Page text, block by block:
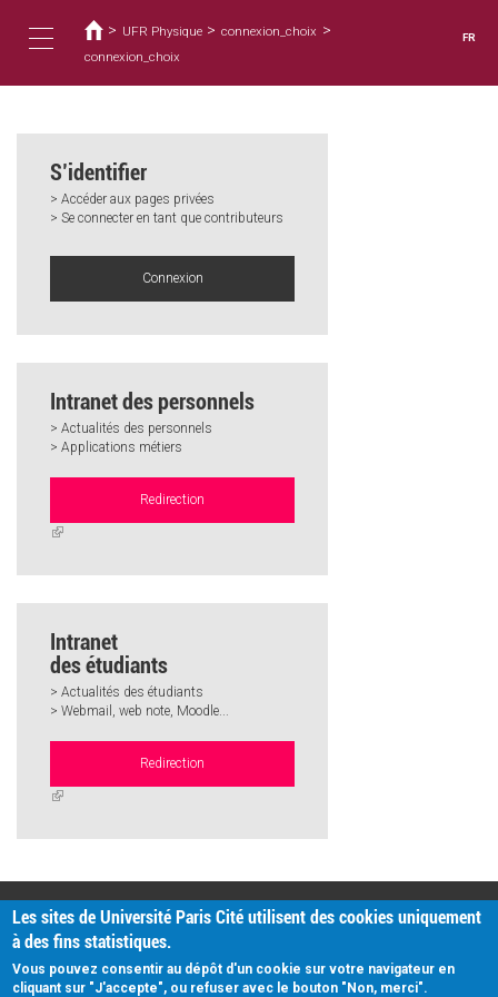
contenu
Toggle
navigation
êtes
ici
> UFR Physique > connexion_choix >
connexion_choix
FR
S’identifier
> Accéder aux pages privées
> Se connecter en tant que contributeurs
Connexion
Intranet des personnels
> Actualités des personnels
> Applications métiers
Redirection
(link
Intranet
des étudiants
> Actualités des étudiants
> Webmail, web note, Moodle...
Redirection
(link
PRATIQUE
Plan d'accès
Intranet
Mentions légales
Données personnelles
Les sites de Université Paris Cité utilisent des cookies uniquement
à des fins statistiques.
Vous pouvez consentir au dépôt d'un cookie sur votre navigateur en
cliquant sur "J'accepte", ou refuser avec le bouton "Non, merci".